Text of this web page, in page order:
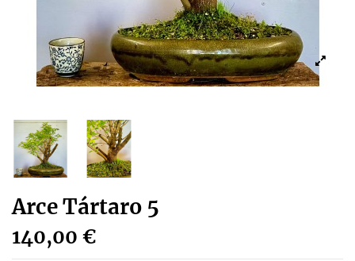
Arce Tártaro 5
140,00 €